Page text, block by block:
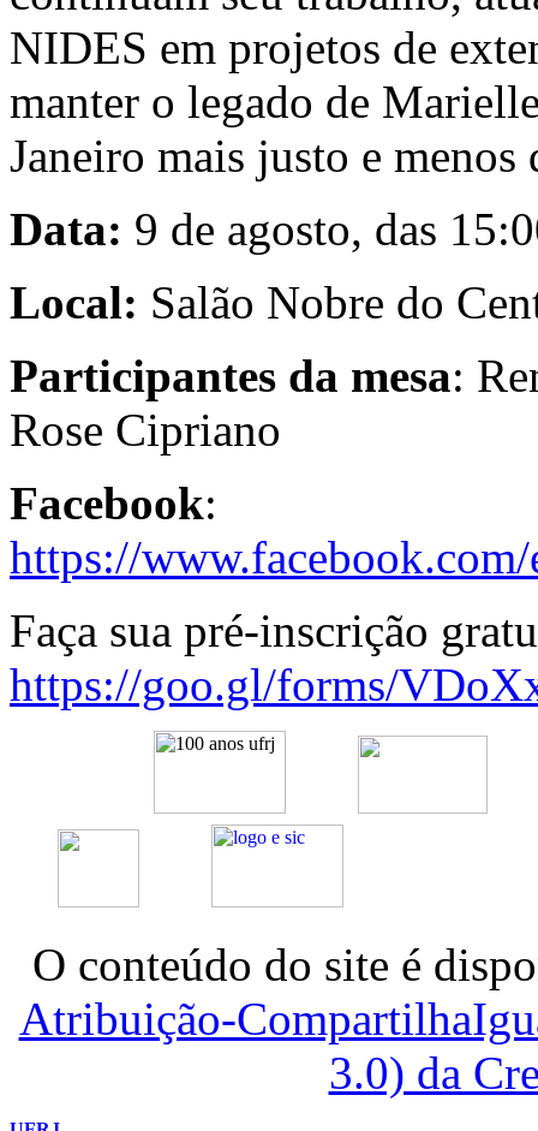
NIDES em projetos de
manter o legado de
Janeiro mais justo e menos
Data: 9 de agosto, das
Local: Salão Nobre do
Participantes da mesa:
Rose Cipriano
Facebook:
https://
Faça sua pré-inscrição
https://goo.gl/forms/
O conteúdo do site é
Atribuição-
3.0) da